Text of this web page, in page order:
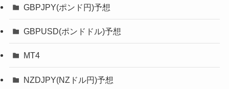
GBPJPY(ポンド円)予想
GBPUSD(ポンドドル)予想
MT4
NZDJPY(NZドル円)予想